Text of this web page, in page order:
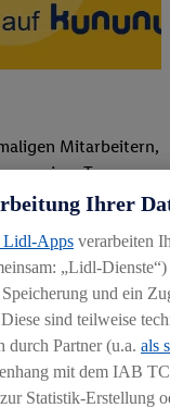
Mitarbeitern,
zu einer Top
guten Score
geht's zu
Ihrer
Lidl-Apps verarbeiten
„Lidl-
und ein
sind teilweise
durch Partner (u.a. als
mit dem IAB
Statistik-Erstellung